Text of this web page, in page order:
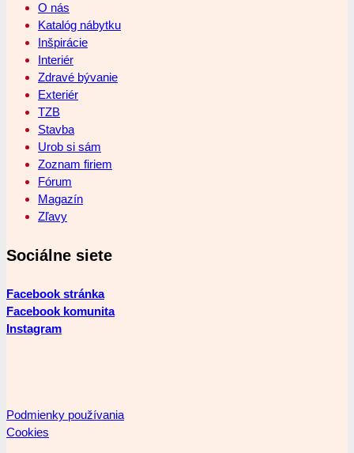
O nás
Katalóg nábytku
Inšpirácie
Interiér
Zdravé bývanie
Exteriér
TZB
Stavba
Urob si sám
Zoznam firiem
Fórum
Magazín
Zľavy
Sociálne siete
Facebook stránka
Facebook komunita
Instagram
Podmienky používania
Cookies